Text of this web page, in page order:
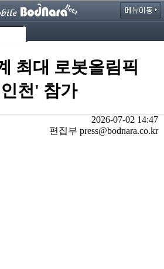
최대 로봇올림픽
천' 참가
2026-07-02 14:47
편집부 press@bodnara.co.kr